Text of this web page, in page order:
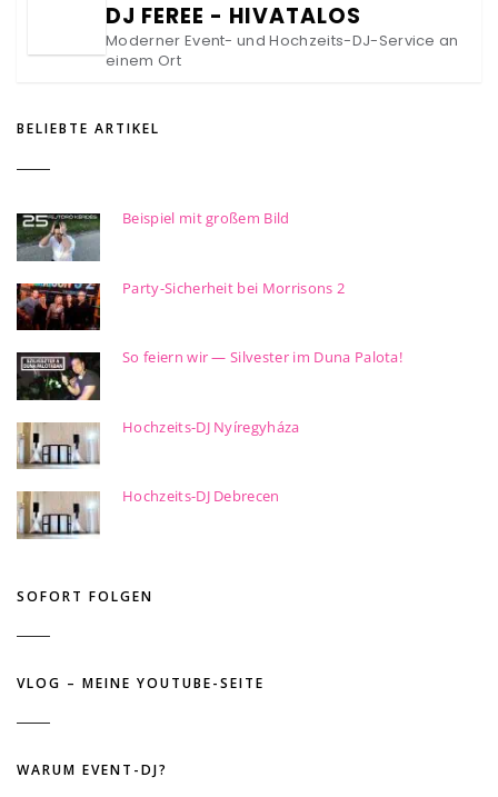
DJ FEREE - HIVATALOS
Moderner Event- und Hochzeits-DJ-Service an
einem Ort
BELIEBTE ARTIKEL
Beispiel mit großem Bild
Party-Sicherheit bei Morrisons 2
So feiern wir — Silvester im Duna Palota!
Hochzeits-DJ Nyíregyháza
Hochzeits-DJ Debrecen
SOFORT FOLGEN
VLOG – MEINE YOUTUBE-SEITE
WARUM EVENT-DJ?